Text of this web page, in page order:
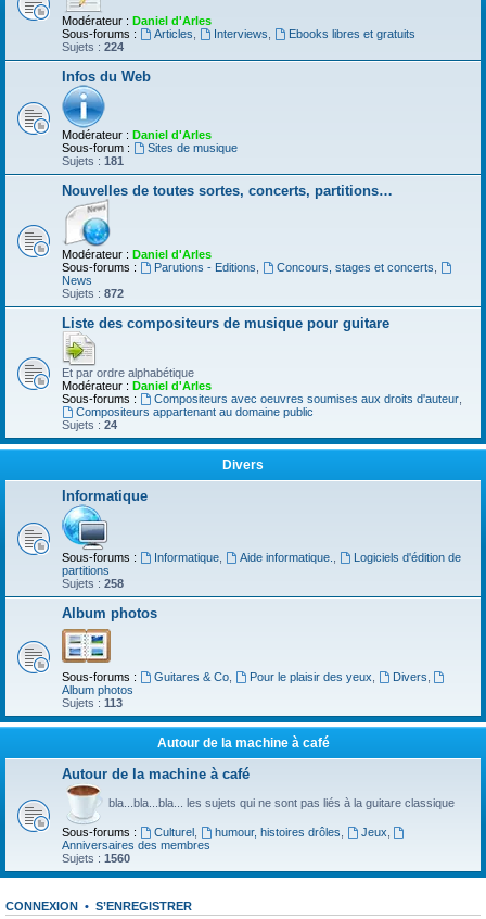
Modérateur : Daniel d'Arles
Sous-forums :
Articles Interviews
Ebooks libres et gratuits
Sujets : 224
Infos du Web
Modérateur : Daniel d'Arles
Sous-forum :
Sites de musique
Sujets : 181
Nouvelles de toutes sortes, concerts, partitions…
Modérateur : Daniel d'Arles
Sous-forums :
Parutions - Editions Concours, stages et concerts
News
Sujets : 872
Liste des compositeurs de musique pour guitare
Et par ordre alphabétique
Modérateur : Daniel d'Arles
Sous-forums :
Compositeurs avec oeuvres soumises aux droits d'auteur,
Compositeurs appartenant au domaine public
Sujets : 24
Divers
Informatique
Sous-forums : Informatique, Aide informatique.
Logiciels d'édition de
partitions
Sujets : 258
Album photos
Sous-forums : Guitares & Co, Pour le plaisir des yeux Divers
Album photos
Sujets : 113
Autour de la machine à café
Autour de la machine à café
bla...bla...bla... les sujets qui ne sont pas liés à la guitare classique
Sous-forums : Culturel, humour, histoires drôles Jeux
Anniversaires des membres
Sujets : 1560
CONNEXION • S’ENREGISTRER